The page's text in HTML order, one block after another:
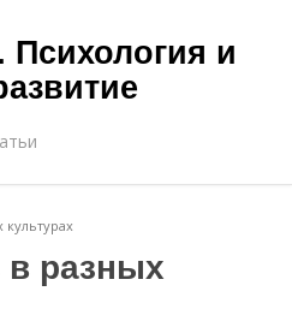
Психология и
в разных